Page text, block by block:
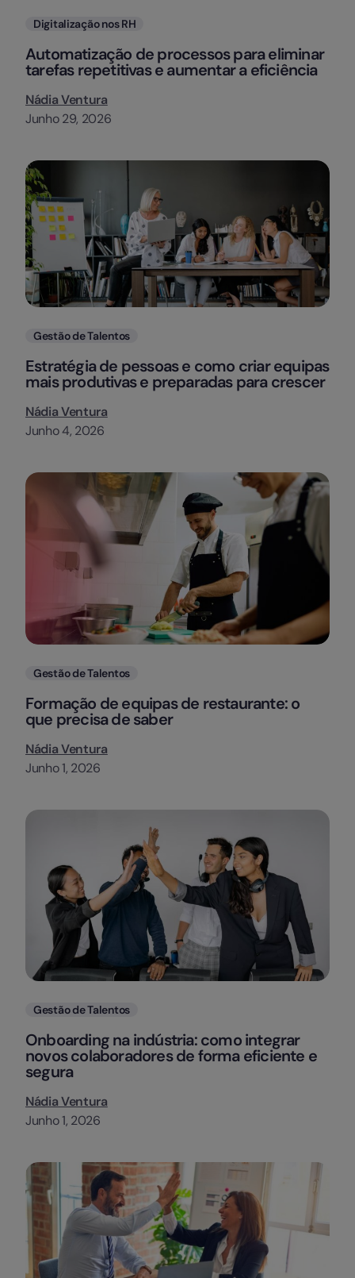
Categorias
Digitalização nos RH
Automatização de processos para eliminar
tarefas repetitivas e aumentar a eficiência
Nádia Ventura
Junho 29, 2026
Categorias
Gestão de Talentos
Estratégia de pessoas e como criar equipas
mais produtivas e preparadas para crescer
Nádia Ventura
Junho 4, 2026
Categorias
Gestão de Talentos
Formação de equipas de restaurante: o
que precisa de saber
Nádia Ventura
Junho 1, 2026
Categorias
Gestão de Talentos
Onboarding na indústria: como integrar
novos colaboradores de forma eficiente e
segura
Nádia Ventura
Junho 1, 2026